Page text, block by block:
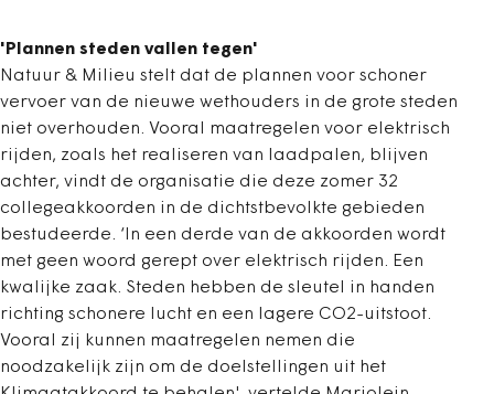
'Plannen steden vallen tegen'
Natuur & Milieu stelt dat de plannen voor schoner
vervoer van de nieuwe wethouders in de grote steden
niet overhouden. Vooral maatregelen voor elektrisch
rijden, zoals het realiseren van laadpalen, blijven
achter, vindt de organisatie die deze zomer 32
collegeakkoorden in de dichtstbevolkte gebieden
bestudeerde. ‘In een derde van de akkoorden wordt
met geen woord gerept over elektrisch rijden. Een
kwalijke zaak. Steden hebben de sleutel in handen
richting schonere lucht en een lagere CO2-uitstoot.
Vooral zij kunnen maatregelen nemen die
noodzakelijk zijn om de doelstellingen uit het